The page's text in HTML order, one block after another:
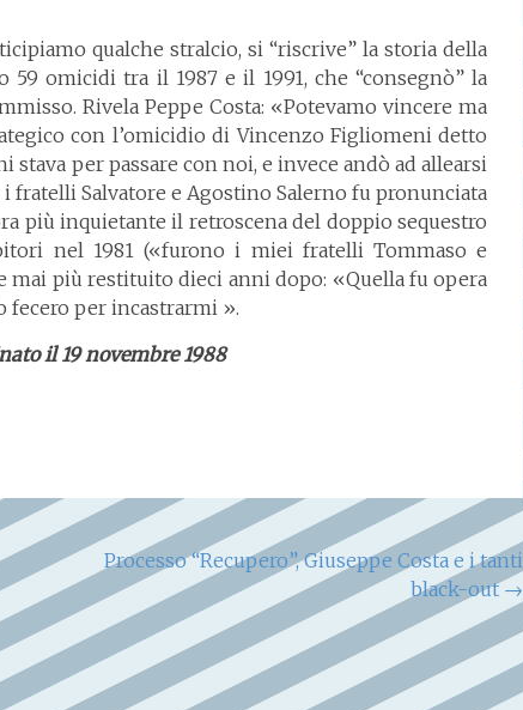
qualche stralcio, si “riscrive” la storia della
omicidi tra il 1987 e il 1991, che “consegnò” la
Rivela Peppe Costa: «Potevamo vincere ma
con l’omicidio di Vincenzo Figliomeni detto
per passare con noi, e invece andò ad allearsi
fratelli Salvatore e Agostino Salerno fu pronunciata
più inquietante il retroscena del doppio sequestro
nel 1981 («furono i miei fratelli Tommaso e
mai più restituito dieci anni dopo: «Quella fu opera
fecero per incastrarmi ».
il 19 novembre 1988
Processo “Recupero”, Giuseppe Costa e i tanti
black-out→